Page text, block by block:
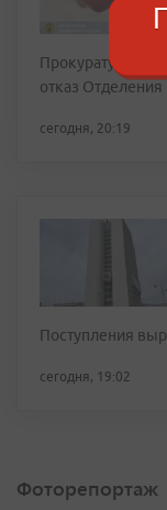
Прокуратура
отказ
сегодня, 20:19
Поступления
сегодня, 19:02
Фоторепортаж